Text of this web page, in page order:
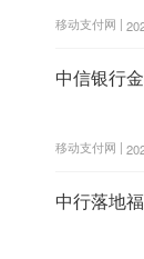
移动支付网 |
中信银行
移动支付网 |
中行落地